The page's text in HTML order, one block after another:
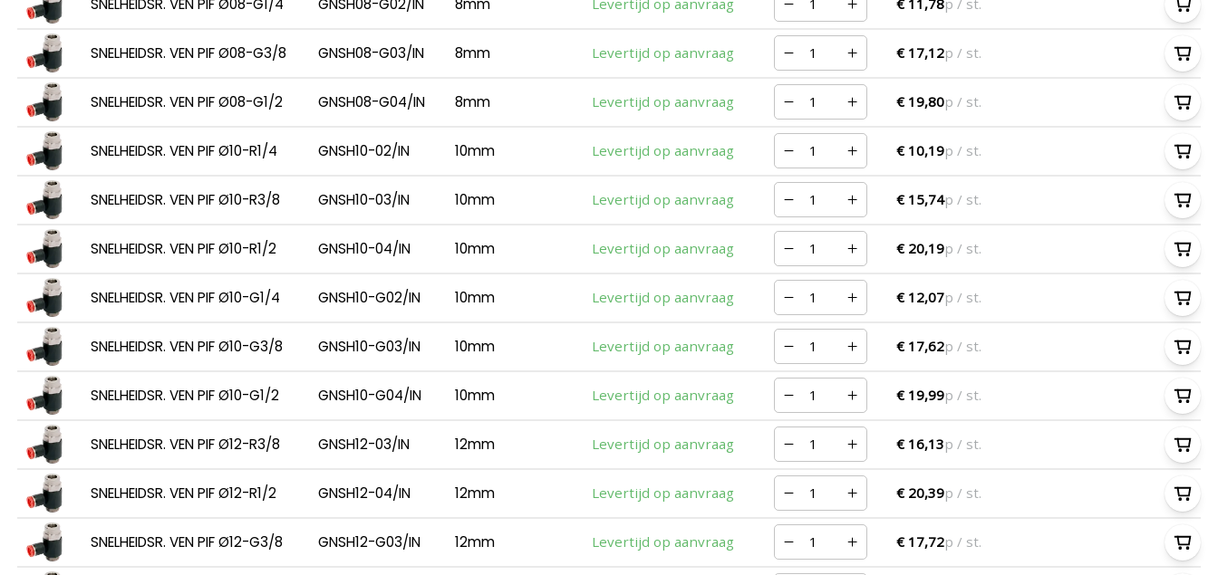
SNELHEIDSR. VEN PIF Ø08-G1/4 GNSH08-G02/IN 8mm Levertijd op aanvraag € 11,78p / st.
SNELHEIDSR. VEN PIF Ø08-G3/8 GNSH08-G03/IN 8mm Levertijd op aanvraag € 17,12p / st.
SNELHEIDSR. VEN PIF Ø08-G1/2 GNSH08-G04/IN 8mm Levertijd op aanvraag € 19,80p / st.
SNELHEIDSR. VEN PIF Ø10-R1/4 GNSH10-02/IN 10mm Levertijd op aanvraag € 10,19p / st.
SNELHEIDSR. VEN PIF Ø10-R3/8 GNSH10-03/IN 10mm Levertijd op aanvraag € 15,74p / st.
SNELHEIDSR. VEN PIF Ø10-R1/2 GNSH10-04/IN 10mm Levertijd op aanvraag € 20,19p / st.
SNELHEIDSR. VEN PIF Ø10-G1/4 GNSH10-G02/IN 10mm Levertijd op aanvraag € 12,07p / st.
SNELHEIDSR. VEN PIF Ø10-G3/8 GNSH10-G03/IN 10mm Levertijd op aanvraag € 17,62p / st.
SNELHEIDSR. VEN PIF Ø10-G1/2 GNSH10-G04/IN 10mm Levertijd op aanvraag € 19,99p / st.
SNELHEIDSR. VEN PIF Ø12-R3/8 GNSH12-03/IN 12mm Levertijd op aanvraag € 16,13p / st.
SNELHEIDSR. VEN PIF Ø12-R1/2 GNSH12-04/IN 12mm Levertijd op aanvraag € 20,39p / st.
SNELHEIDSR. VEN PIF Ø12-G3/8 GNSH12-G03/IN 12mm Levertijd op aanvraag € 17,72p / st.